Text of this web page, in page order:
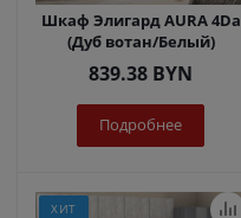
Шкаф Элигард AURA 4Dа
(Дуб вотан/Белый)
839.38 BYN
Подробнее
ХИТ